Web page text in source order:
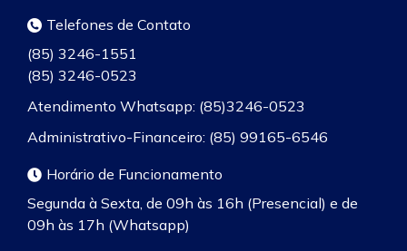
Telefones de Contato
(85) 3246-1551
(85) 3246-0523
Atendimento Whatsapp: (85)3246-0523
Administrativo-Financeiro: (85) 99165-6546
Horário de Funcionamento
Segunda à Sexta, de 09h às 16h (Presencial) e de
09h às 17h (Whatsapp)